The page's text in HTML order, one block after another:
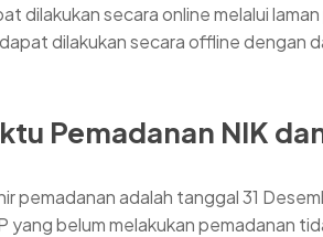
dilakukan secara online melalui
dilakukan secara offline dengan
Pemadanan NIK
pemadanan adalah tanggal 31
yang belum melakukan pemadanan